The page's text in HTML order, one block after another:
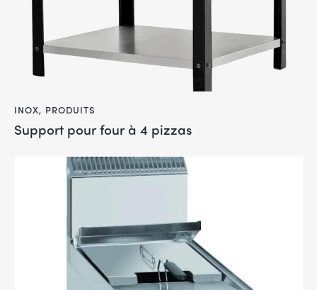
INOX, PRODUITS
Support pour four à 4 pizzas